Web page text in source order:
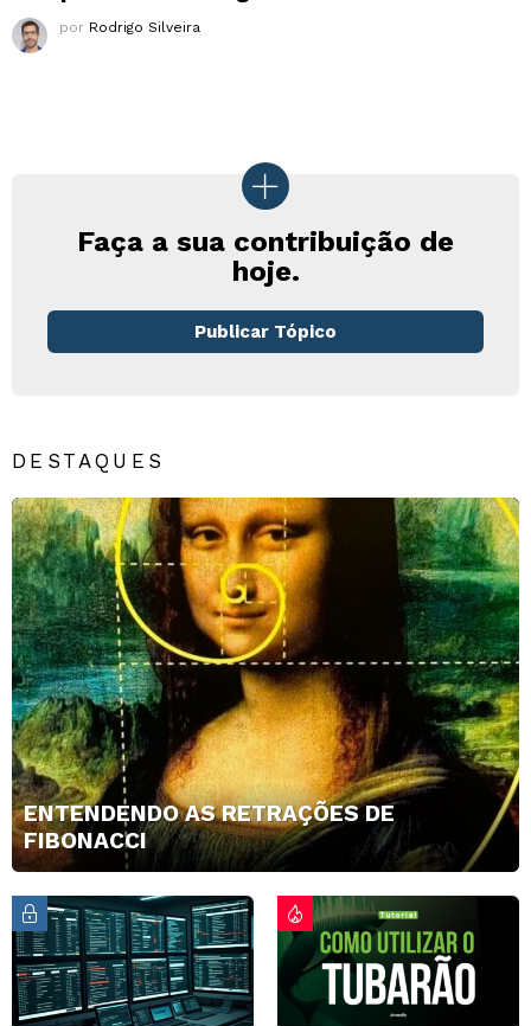
por Rodrigo Silveira
Faça a sua contribuição de
hoje.
Publicar Tópico
DESTAQUES
ENTENDENDO AS RETRAÇÕES DE
FIBONACCI